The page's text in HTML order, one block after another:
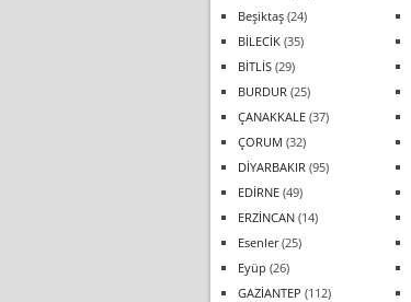
Beşiktaş (24)
BİLECİK (35)
BİTLİS (29)
BURDUR (25)
ÇANAKKALE (37)
ÇORUM (32)
DİYARBAKIR (95)
EDİRNE (49)
ERZİNCAN (14)
Esenler(25)
Eyüp (26)
GAZİANTEP (112)